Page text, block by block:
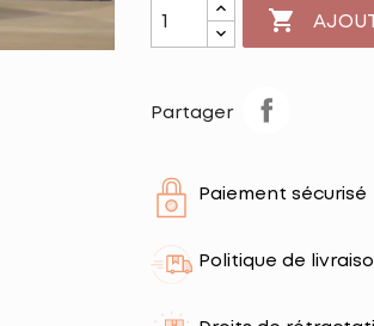

Partager
Paiement sécurisé
Politique de